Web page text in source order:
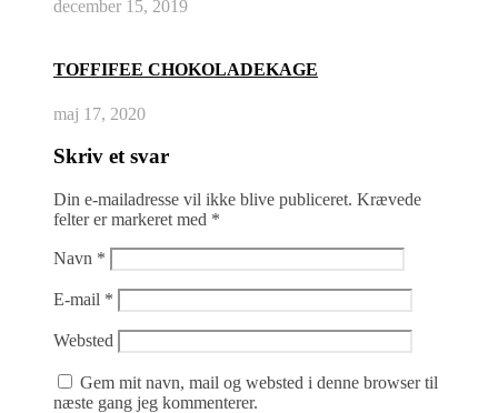
december 15, 2019
TOFFIFEE CHOKOLADEKAGE
maj 17, 2020
Skriv et svar
Din e-mailadresse vil ikke blive publiceret. Krævede
felter er markeret med *
Navn *
E-mail *
Websted
Gem mit navn, mail og websted i denne browser til
næste gang jeg kommenterer.